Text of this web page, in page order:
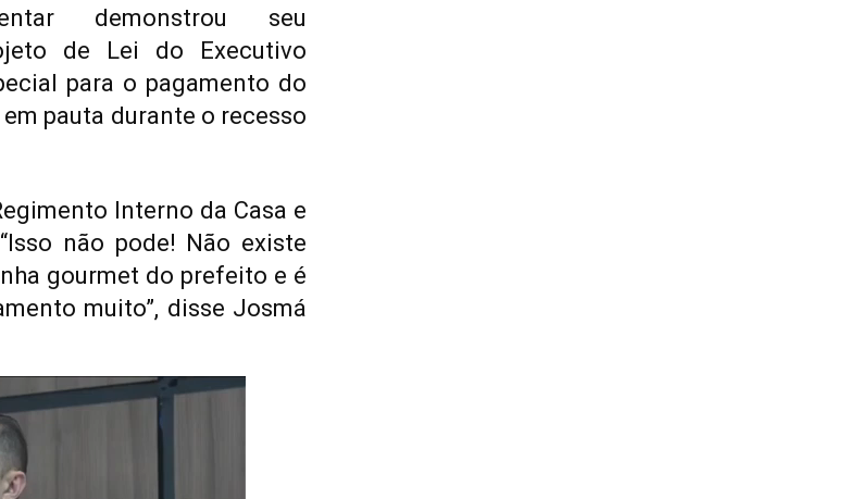
demonstrou seu
de Lei do Executivo
para o pagamento do
pauta durante o recesso
Interno da Casa e
não pode! Não existe
gourmet do prefeito e é
muito”, disse Josmá